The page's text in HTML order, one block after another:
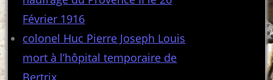
Février 1916
colonel Huc Pierre Joseph Louis
mort à l’hôpital temporaire de
Bertrix